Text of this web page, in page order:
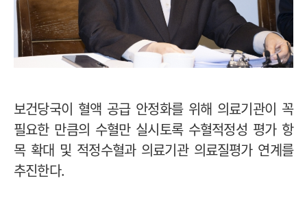
보건당국이 혈액 공급 안정화를 위해 의료기관이 꼭
필요한 만큼의 수혈만 실시토록 수혈적정성 평가 항
목 확대 및 적정수혈과 의료기관 의료질평가 연계를
추진한다.